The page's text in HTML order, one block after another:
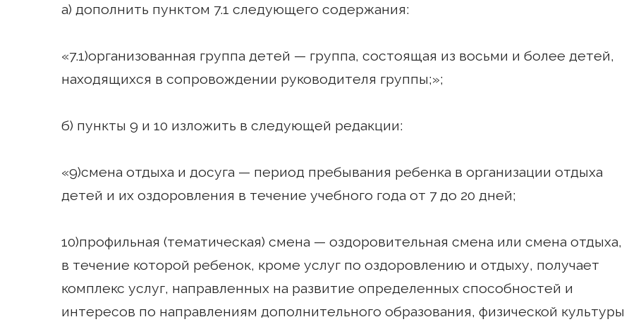
а) дополнить пунктом 7.1 следующего содержания:
«7.1)организованная группа детей — группа, состоящая из восьми и более детей,
находящихся в сопровождении руководителя группы;»;
б) пункты 9 и 10 изложить в следующей редакции:
«9)смена отдыха и досуга — период пребывания ребенка в организации отдыха
детей и их оздоровления в течение учебного года от 7 до 20 дней;
10)профильная (тематическая) смена — оздоровительная смена или смена отдыха,
в течение которой ребенок, кроме услуг по оздоровлению и отдыху, получает
комплекс услуг, направленных на развитие определенных способностей и
интересов по направлениям дополнительного образования, физической культуры